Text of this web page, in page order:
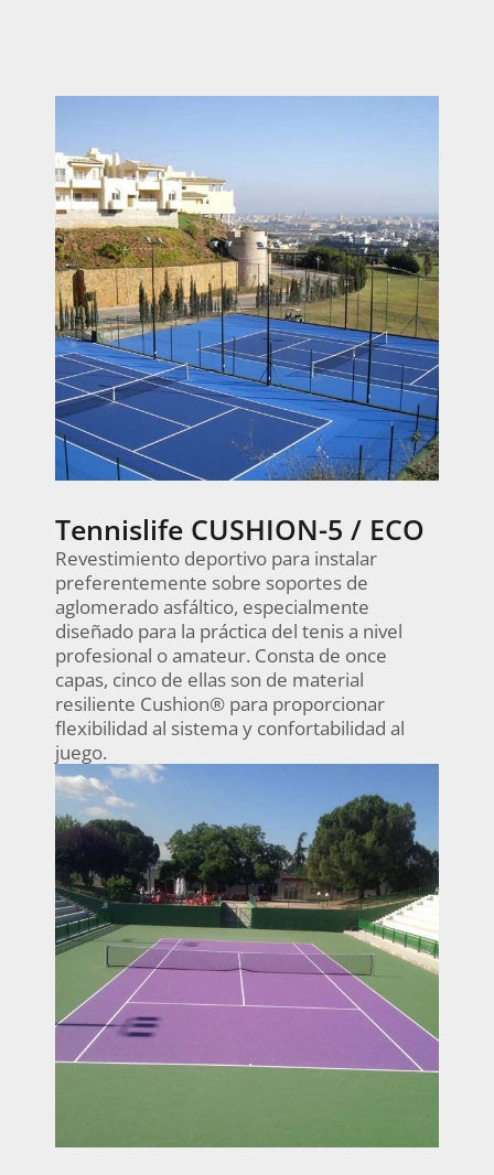
Tennislife CUSHION-5 / ECO
Revestimiento deportivo para instalar
preferentemente sobre soportes de
aglomerado asfáltico, especialmente
diseñado para la práctica del tenis a nivel
profesional o amateur. Consta de once
capas, cinco de ellas son de material
resiliente Cushion® para proporcionar
flexibilidad al sistema y confortabilidad al
juego.